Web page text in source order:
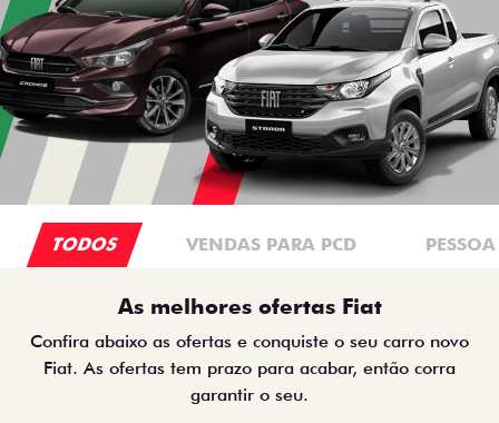
TODOS VENDAS PARA PCD
As melhores ofertas Fiat
Confira abaixo as ofertas e conquiste o seu carro novo
Fiat. As ofertas tem prazo para acabar, então corra
garantir o seu.